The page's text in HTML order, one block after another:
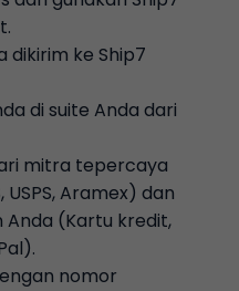
dikirim ke Ship7
di suite Anda dari
mitra tepercaya
USPS, Aramex) dan
(Kartu kredit,
nomor